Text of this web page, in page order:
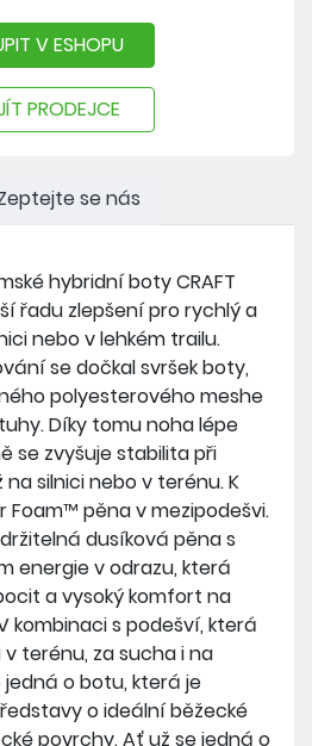
39 mm
33 mm
a udržitelná dusíková
pocit a vysoký komfort
šetrnou k životnímu
netoxický proces bez
základního materiálu.
vstřikovány pod vysokou
zlepšují vlastnosti pěny.
pěna ohleduplná
V ESHOPU
PRODEJCE
se nás
hybridní boty CRAFT
řadu zlepšení pro rychlý a
nebo v lehkém trailu.
se dočkal svršek boty,
polyesterového meshe
Díky tomu noha lépe
se zvyšuje stabilita při
silnici nebo v terénu. K
Foam™ pěna v mezipodešvi.
dusíková pěna s
energie v odrazu, která
a vysoký komfort na
kombinaci s podešví, která
terénu, za sucha i na
jedná o botu, která je
o ideální běžecké
povrchy. Ať už se jedná o